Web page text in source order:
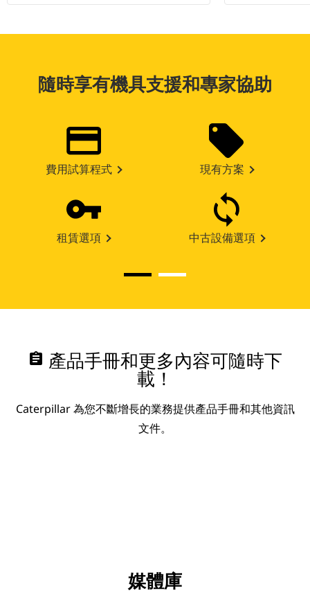
隨時享有機具支援和專家協助
費用試算程式 現有方案
租賃選項 中古設備選項
assignment 產品手冊和更多內容可隨時下
載！
Caterpillar 為您不斷增長的業務提供產品手冊和其他資訊
文件。
媒體庫